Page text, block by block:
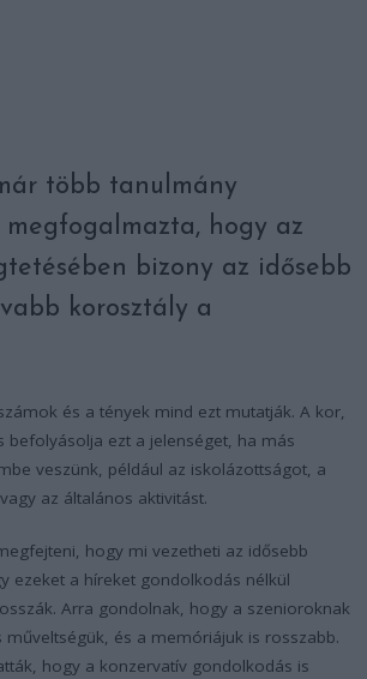
több tanulmány
hogy az
bizony az idősebb
korosztály a
és a tények mind ezt mutatják. A kor,
befolyásolja ezt a jelenséget, ha más
veszünk, például az iskolázottságot, a
az általános aktivitást.
hogy mi vezetheti az idősebb
ezeket a híreket gondolkodás nélkül
Arra gondolnak, hogy a szenioroknak
műveltségük, és a memóriájuk is rosszabb.
hogy a konzervatív gondolkodás is